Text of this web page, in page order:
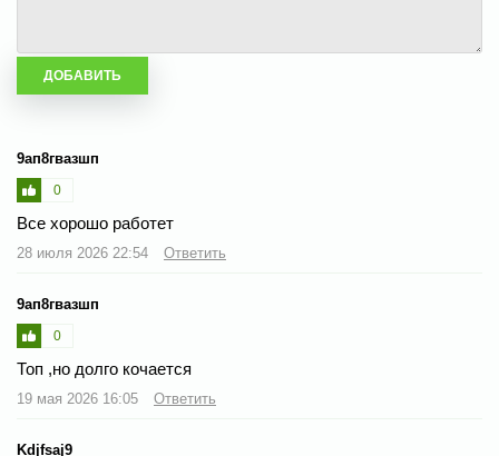
9ап8гвазшп
0
Все хорошо работет
28 июля 2026 22:54 Ответить
9ап8гвазшп
0
Топ ,но долго кочается
19 мая 2026 16:05 Ответить
Kdjfsaj9